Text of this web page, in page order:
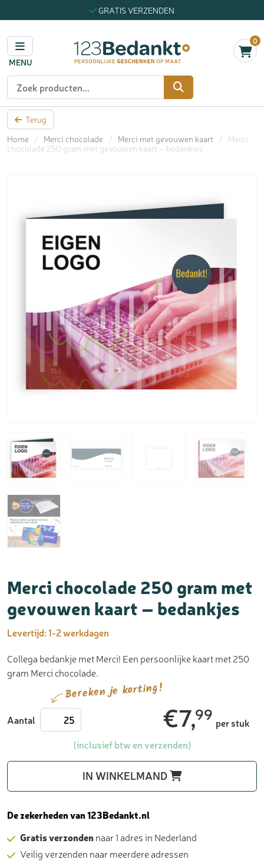
GRATIS VERZENDEN
MENU
0
Zoeken
Terug
Home
/ Merci chocolade / Merci met gevouwen kaart /
Merci
chocolade 250 gram met gevouwen kaart – bedankjes
Merci chocolade 250 gram met
gevouwen kaart – bedankjes
Levertijd:1-2 werkdagen
Collega bedankje met Merci! Een persoonlijke kaart met 250
gram Merci chocolade.
Bereken je korting!
Aantal Merci
chocolade
-
aantal
€7,99 per stuk
(inclusief btw en verzenden)
IN WINKELMAND
De zekerheden van 123Bedankt.nl
Gratis verzonden naar 1 adres in Nederland
Veilig verzenden naar meerdere adressen